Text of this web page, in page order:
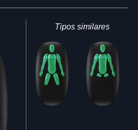
Tipos similares